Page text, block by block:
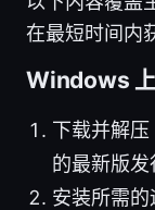
在最短时间内
Windows
下载并解
的最新版发
安装所需